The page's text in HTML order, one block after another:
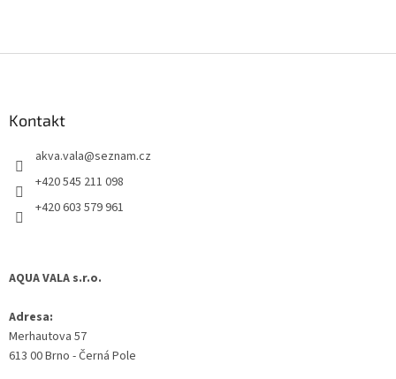
Kontakt
akva.vala@seznam.cz
+420 545 211 098
+420 603 579 961
AQUA VALA s.r.o.
Adresa:
Merhautova 57
613 00 Brno - Černá Pole